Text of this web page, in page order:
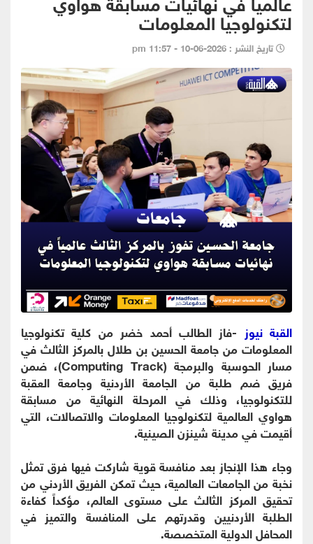
لتكنولوجيا المعلومات
تاريخ النشر : 2026-06-10 - 11:57 pm
القبة نيوز -فاز الطالب أحمد خضر من كلية تكنولوجيا
المعلومات من جامعة الحسين بن طلال بالمركز الثالث في
مسار الحوسبة والبرمجة (Computing Track)، ضمن
فريق ضم طلبة من الجامعة الأردنية وجامعة العقبة
للتكنولوجيا، وذلك في المرحلة النهائية من مسابقة
هواوي العالمية لتكنولوجيا المعلومات والاتصالات، التي
أقيمت في مدينة شينزن الصينية.
وجاء هذا الإنجاز بعد منافسة قوية شاركت فيها فرق تمثل
نخبة من الجامعات العالمية، حيث تمكن الفريق الأردني من
تحقيق المركز الثالث على مستوى العالم، مؤكداً كفاءة
الطلبة الأردنيين وقدرتهم على المنافسة والتميز في
المحافل الدولية المتخصصة.